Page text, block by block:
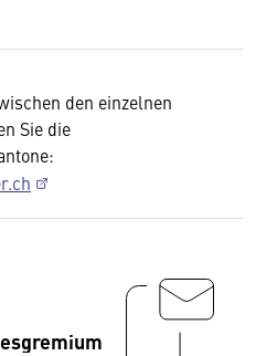
den einzelnen
Sie die